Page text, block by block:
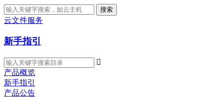
搜索
云文件服务
新手指引

产品概览
新手指引
产品公告